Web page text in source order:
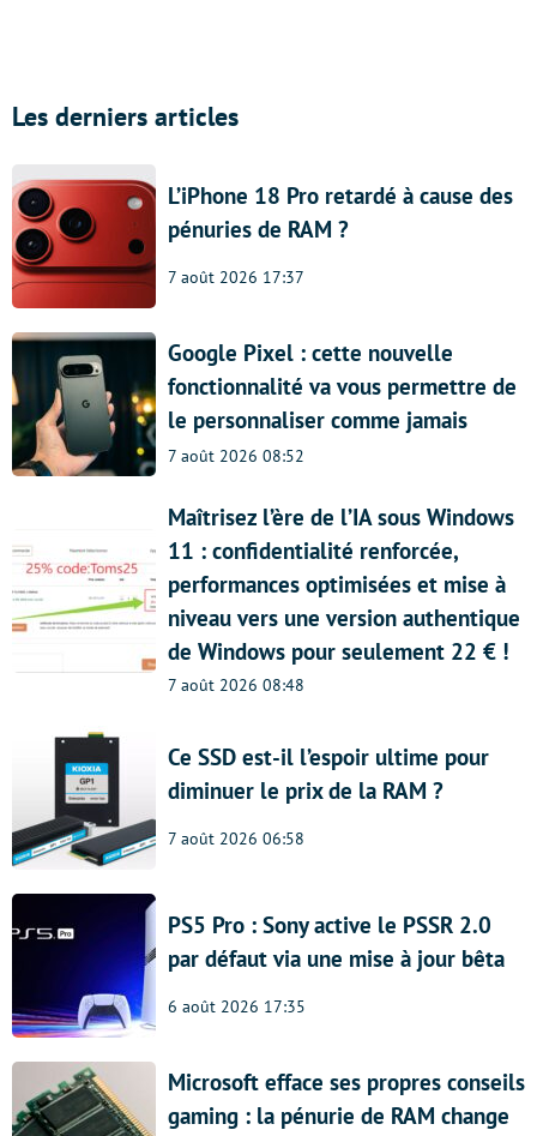
Les derniers articles
L’iPhone 18 Pro retardé à cause des
pénuries de RAM ?
7 août 2026 17:37
Google Pixel : cette nouvelle
fonctionnalité va vous permettre de
le personnaliser comme jamais
7 août 2026 08:52
Maîtrisez l’ère de l’IA sous Windows
11 : confidentialité renforcée,
performances optimisées et mise à
niveau vers une version authentique
de Windows pour seulement 22 € !
7 août 2026 08:48
Ce SSD est-il l’espoir ultime pour
diminuer le prix de la RAM ?
7 août 2026 06:58
PS5 Pro : Sony active le PSSR 2.0
par défaut via une mise à jour bêta
6 août 2026 17:35
Microsoft efface ses propres conseils
gaming : la pénurie de RAM change